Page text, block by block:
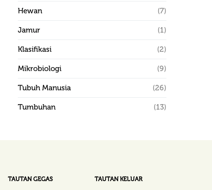
Hewan (7)
Jamur (1)
Klasifikasi (2)
Mikrobiologi (9)
Tubuh Manusia (26)
Tumbuhan (13)
TAUTAN GEGAS TAUTAN KELUAR